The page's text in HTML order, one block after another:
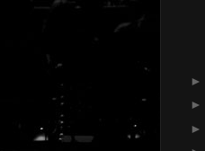
►
►
►